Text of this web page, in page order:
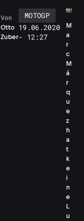
Otto
Zuber
Von
MOTOGP
19.06.2020
- 12:27
M
a
r
c
M
á
r
q
u
e
z
h
a
t
k
e
i
n
e
L
u